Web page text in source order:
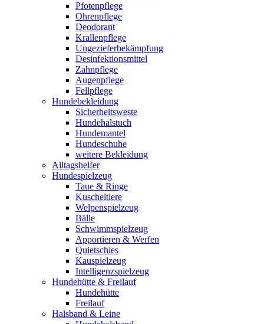
Pfotenpflege
Ohrenpflege
Deodorant
Krallenpflege
Ungezieferbekämpfung
Desinfektionsmittel
Zahnpflege
Augenpflege
Fellpflege
Hundebekleidung
Sicherheitsweste
Hundehalstuch
Hundemantel
Hundeschuhe
weitere Bekleidung
Alltagshelfer
Hundespielzeug
Taue & Ringe
Kuscheltiere
Welpenspielzeug
Bälle
Schwimmspielzeug
Apportieren & Werfen
Quietschies
Kauspielzeug
Intelligenzspielzeug
Hundehütte & Freilauf
Hundehütte
Freilauf
Halsband & Leine